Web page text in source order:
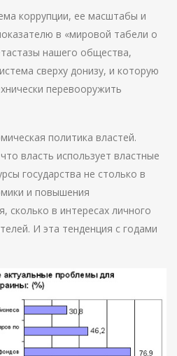
коррупции, ее масштабы и
в «мировой табели о
нашего общества,
сверху донизу, и которую
перевооружить
политика властей.
власть использует властные
государства не столько в
и повышения
сколько в интересах личного
И эта тенденция с годами